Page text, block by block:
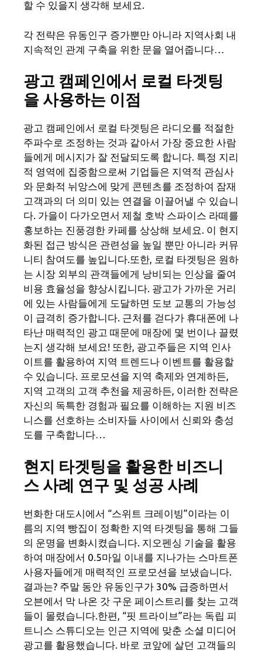
할 수 있을지 생각해 보세요.
각 전략은 유동인구 증가뿐만 아니라 지역사회 내
지속적인 관계 구축을 위한 문을 열어줍니다…
광고 캠페인에서 로컬 타겟팅
을 사용하는 이점
광고 캠페인에서 로컬 타겟팅은 라디오를 적절한
주파수로 조정하는 것과 같아서 가장 중요한 사람
들에게 메시지가 잘 전달되도록 합니다. 특정 지리
적 영역에 집중함으로써 기업들은 지역적 관심사
와 문화적 뉘앙스에 맞게 콘텐츠를 조정하여 잠재
고객과의 더 의미 있는 연결을 이끌어낼 수 있습니
다. 가을이 다가오면서 제철 호박 스파이스 라떼를
홍보하는 진풍경한 카페를 상상해 보세요. 이 현지
화된 접근 방식은 관련성을 높일 뿐만 아니라 커뮤
니티 참여도를 높입니다.또한, 로컬 타겟팅은 원하
는 시장 외부의 관객들에게 낭비되는 인상을 줄여
비용 효율성을 향상시킵니다. 광고가 가까운 거리
에 있는 사람들에게 도달하면 도보 교통의 가능성
이 급격히 증가합니다. 근처를 걷다가 휴대폰에 나
타난 매력적인 광고 때문에 매장에 몇 번이나 끌렸
는지 생각해 보세요! 또한, 광고주들은 지역 인사
이트를 활용하여 지역 트렌드나 이벤트를 활용할
수 있습니다. 프로모션을 지역 축제와 연계하든,
지역 고객의 고객 추천을 제공하든, 이러한 전략은
자신의 독특한 경험과 필요를 이해하는 지원 비즈
니스를 선호하는 소비자들 사이에서 신뢰와 충성
도를 구축합니다…
현지 타겟팅을 활용한 비즈니
스 사례 연구 및 성공 사례
번화한 대도시에서 “스위트 크레이빙”이라는 이
름의 지역 빵집이 정확한 지역 타겟팅을 통해 그들
의 운명을 변화시켰습니다. 지오펜싱 기술을 활용
하여 매장에서 0.5마일 이내를 지나가는 스마트폰
사용자들에게 매력적인 프로모션을 보냈습니다.
결과는? 주말 동안 유동인구가 30% 급증하면서
오븐에서 막 나온 갓 구운 페이스트리를 찾는 고객
들이 몰렸습니다.한편, “핏 트라이브”라는 독립 피
트니스 스튜디오는 인근 지역에 맞춘 소셜 미디어
광고를 활용했습니다. 바로 코앞에 살던 고객들의